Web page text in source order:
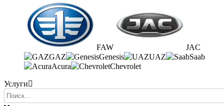
FAW
JAC
GAZ
Genesis UAZ
Saab
Acura
Chevrolet
Услуги